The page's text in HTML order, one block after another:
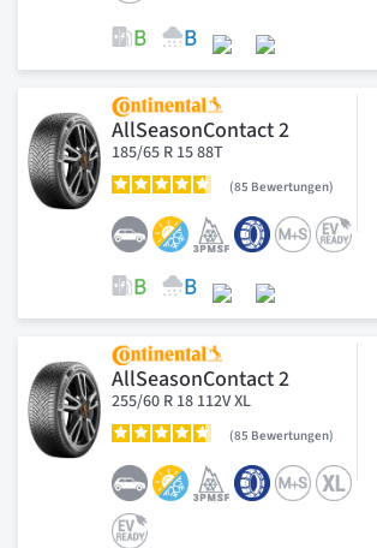
AllSeasonContact 2
185/65 R 15 88T
85 Bewertungen
AllSeasonContact 2
255/60 R 18 112V XL
85 Bewertungen